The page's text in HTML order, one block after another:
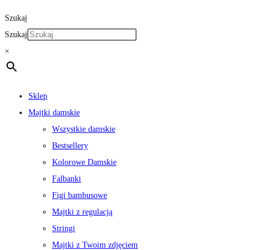
Szukaj
Szukaj
×
Sklep
Majtki damskie
Wszystkie damskie
Bestsellery
Kolorowe Damskie
Falbanki
Figi bambusowe
Majtki z regulacją
Stringi
Majtki z Twoim zdjęciem